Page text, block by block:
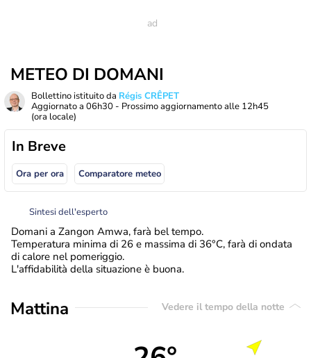
METEO DI DOMANI
Bollettino istituito da Régis CRÊPET
Aggiornato a 06h30 - Prossimo aggiornamento alle 12h45
(ora locale)
In Breve
Ora per ora Comparatore meteo
Sintesi dell'esperto
Domani a Zangon Amwa, farà bel tempo.
Temperatura minima di 26 e massima di 36°C, farà di ondata
di calore nel pomeriggio.
L'affidabilità della situazione è buona.
Mattina Vedere il tempo della notte